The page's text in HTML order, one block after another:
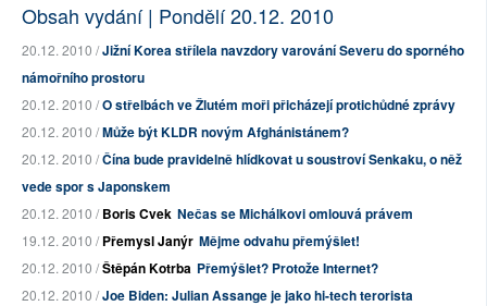
Obsah vydání | Pondělí 20.12. 2010
20.12. 2010 /Jižní Korea střílela navzdory varování Severu do sporného
námořního prostoru
20.12. 2010 /O střelbách ve Žlutém moři přicházejí protichůdné zprávy
20.12. 2010 /Může být KLDR novým Afghánistánem?
20.12. 2010 /Čína bude pravidelně hlídkovat u soustroví Senkaku, o něž
vede spor s Japonskem
20.12. 2010 /Boris Cvek Nečas se Michálkovi omlouvá právem
19.12. 2010 /Přemysl Janýr Mějme odvahu přemýšlet!
20.12. 2010 /Štěpán Kotrba Přemýšlet? Protože Internet?
20.12. 2010 /Joe Biden: Julian Assange je jako hi-tech terorista